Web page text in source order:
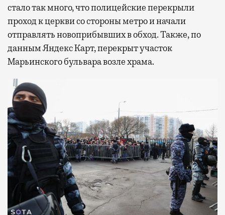
стало так много, что полицейские перекрыли
проход к церкви со стороны метро и начали
отправлять новоприбывших в обход. Также, по
данным Яндекс Карт, перекрыт участок
Марьинского бульвара возле храма.